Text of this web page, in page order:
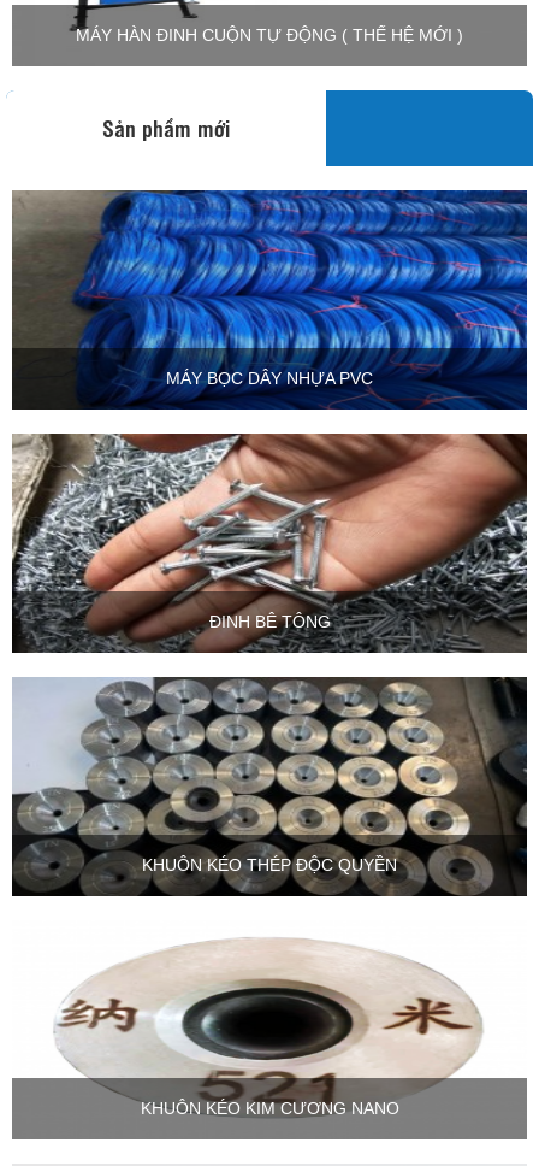
MÁY HÀN ĐINH CUỘN TỰ ĐỘNG ( THẾ HỆ MỚI )
Sản phẩm mới
MÁY BỌC DÂY NHỰA PVC
ĐINH BÊ TÔNG
KHUÔN KÉO THÉP ĐỘC QUYỀN
KHUÔN KÉO KIM CƯƠNG NANO